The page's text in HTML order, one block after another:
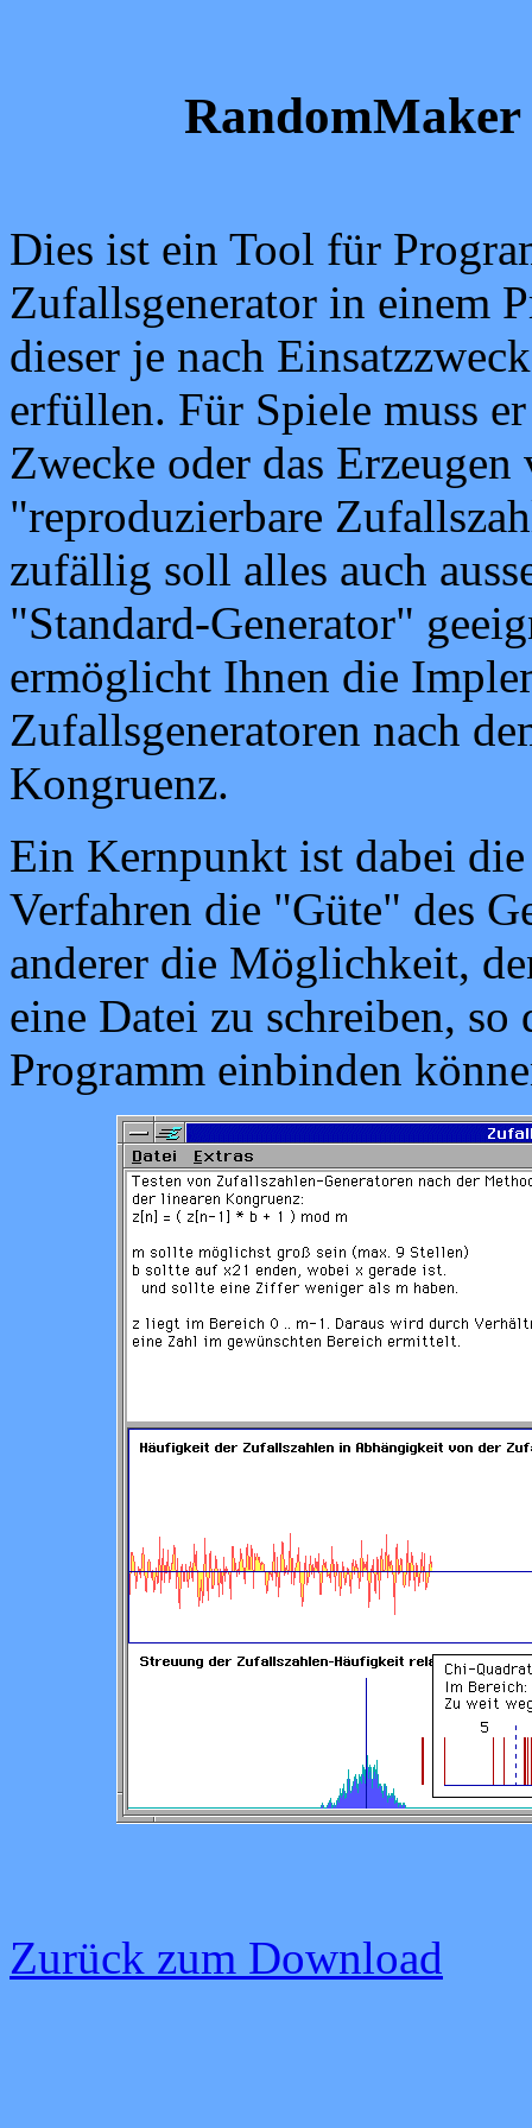
Dies ist ein Tool für
Zufallsgenerator in einem
dieser je nach
erfüllen. Für Spiele muss
Zwecke oder das
"reproduzierbare
zufällig soll alles auch
"Standard-Generator"
ermöglicht Ihnen die
Zufallsgeneratoren nach
Kongruenz.
Ein Kernpunkt ist dabei
Verfahren die "Güte" des
anderer die Möglichkeit,
eine Datei zu schreiben,
Programm einbinden
Zurück zum Download